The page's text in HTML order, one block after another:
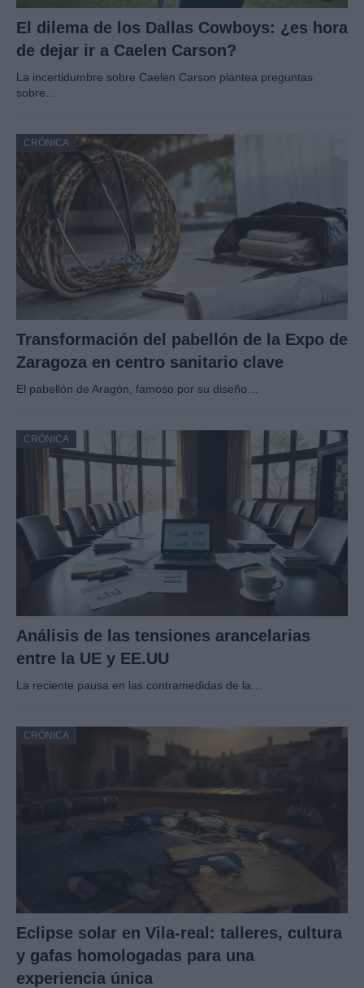
El dilema de los Dallas Cowboys: ¿es hora
de dejar ir a Caelen Carson?
La incertidumbre sobre Caelen Carson plantea preguntas
sobre…
CRÓNICA
Transformación del pabellón de la Expo de
Zaragoza en centro sanitario clave
El pabellón de Aragón, famoso por su diseño…
CRÓNICA
Análisis de las tensiones arancelarias
entre la UE y EE.UU
La reciente pausa en las contramedidas de la…
CRÓNICA
Eclipse solar en Vila-real: talleres, cultura
y gafas homologadas para una
experiencia única